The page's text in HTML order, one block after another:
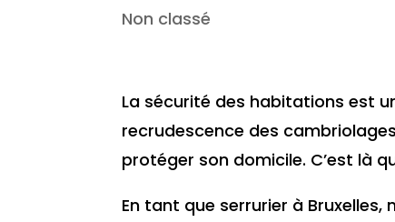
Non classé
La sécurité des habitations est
recrudescence des
protéger son domicile. C’est là
En tant que serrurier à